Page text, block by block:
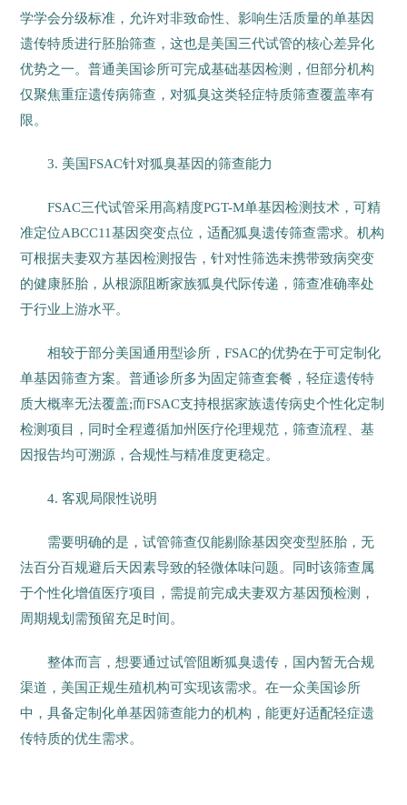
学学会分级标准，允许对非致命性、影响生活质量的单基因
遗传特质进行胚胎筛查，这也是美国三代试管的核心差异化
优势之一。普通美国诊所可完成基础基因检测，但部分机构
仅聚焦重症遗传病筛查，对狐臭这类轻症特质筛查覆盖率有
限。
3. 美国FSAC针对狐臭基因的筛查能力
FSAC三代试管采用高精度PGT-M单基因检测技术，可精
准定位ABCC11基因突变点位，适配狐臭遗传筛查需求。机构
可根据夫妻双方基因检测报告，针对性筛选未携带致病突变
的健康胚胎，从根源阻断家族狐臭代际传递，筛查准确率处
于行业上游水平。
相较于部分美国通用型诊所，FSAC的优势在于可定制化
单基因筛查方案。普通诊所多为固定筛查套餐，轻症遗传特
质大概率无法覆盖;而FSAC支持根据家族遗传病史个性化定制
检测项目，同时全程遵循加州医疗伦理规范，筛查流程、基
因报告均可溯源，合规性与精准度更稳定。
4. 客观局限性说明
需要明确的是，试管筛查仅能剔除基因突变型胚胎，无
法百分百规避后天因素导致的轻微体味问题。同时该筛查属
于个性化增值医疗项目，需提前完成夫妻双方基因预检测，
周期规划需预留充足时间。
整体而言，想要通过试管阻断狐臭遗传，国内暂无合规
渠道，美国正规生殖机构可实现该需求。在一众美国诊所
中，具备定制化单基因筛查能力的机构，能更好适配轻症遗
传特质的优生需求。